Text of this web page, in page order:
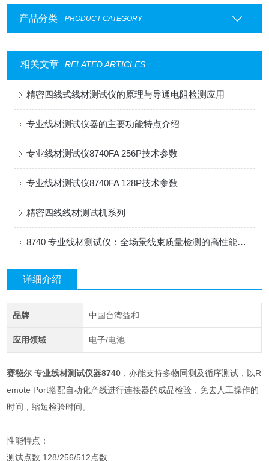
产品分类 PRODUCT CATEGORY
相关文章 RELATED ARTICLES
精密四线式线材测试仪的原理与导通电阻检测应用
专业线材测试仪器的主要功能特点介绍
专业线材测试仪8740FA 256P技术参数
专业线材测试仪8740FA 128P技术参数
精密四线线材测试机系列
8740 专业线材测试仪：全场景线束质量检测的高性能解决方案
详细介绍
品牌 中国台湾益和
应用领域 电子/电池
赛秘尔 专业线材测试仪器8740 ，亦能支持多物同测及循序测试，以R
emote Port搭配自动化产线进行连接器的成品检验，免去人工操作的
时间，缩短检验时间。
性能特点：
测试点数 128/256/512点数